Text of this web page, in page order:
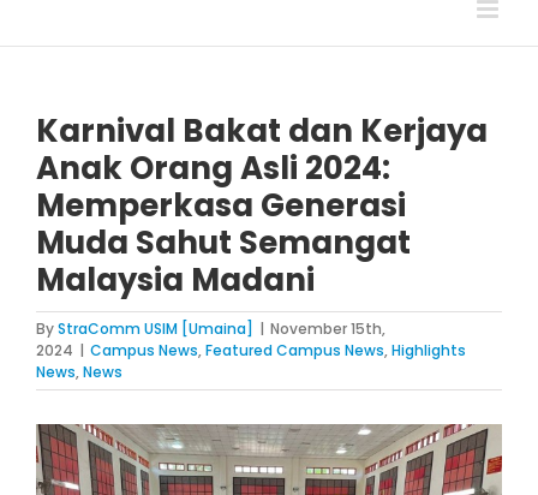
Karnival Bakat dan Kerjaya
Anak Orang Asli 2024:
Memperkasa Generasi
Muda Sahut Semangat
Malaysia Madani
ByStraComm USIM [Umaina] | November 15th,
2024 | Campus News,Featured Campus News,Highlights
News,News
View
Larger